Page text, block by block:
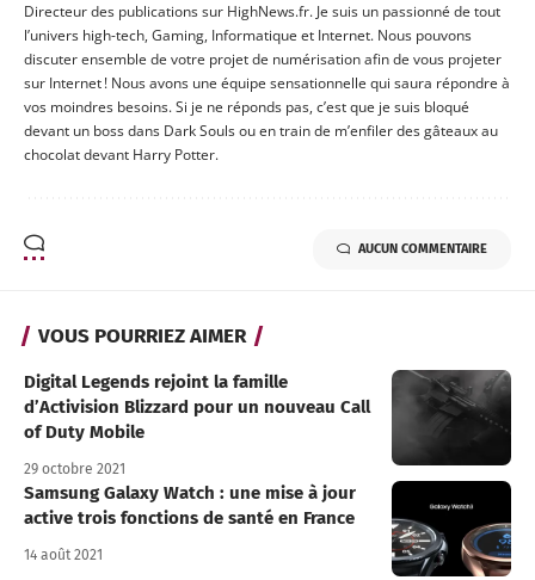
Directeur des publications sur HighNews.fr. Je suis un passionné de tout
l’univers high-tech, Gaming, Informatique et Internet. Nous pouvons
discuter ensemble de votre projet de numérisation afin de vous projeter
sur Internet ! Nous avons une équipe sensationnelle qui saura répondre à
vos moindres besoins. Si je ne réponds pas, c’est que je suis bloqué
devant un boss dans Dark Souls ou en train de m’enfiler des gâteaux au
chocolat devant Harry Potter.
AUCUN COMMENTAIRE
VOUS POURRIEZ AIMER
Digital Legends rejoint la famille
d’Activision Blizzard pour un nouveau Call
of Duty Mobile
29 octobre 2021
Samsung Galaxy Watch : une mise à jour
active trois fonctions de santé en France
14 août 2021